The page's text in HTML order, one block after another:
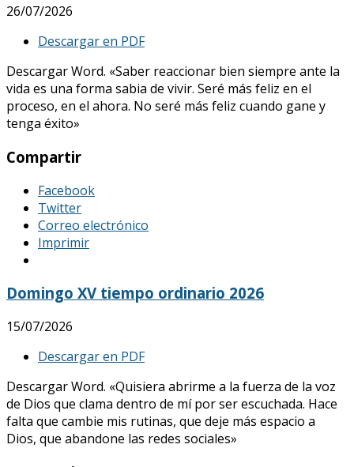
26/07/2026
Descargar en PDF
Descargar Word. «Saber reaccionar bien siempre ante la
vida es una forma sabia de vivir. Seré más feliz en el
proceso, en el ahora. No seré más feliz cuando gane y
tenga éxito»
Compartir
Facebook
Twitter
Correo electrónico
Imprimir
Domingo XV tiempo ordinario 2026
15/07/2026
Descargar en PDF
Descargar Word. «Quisiera abrirme a la fuerza de la voz
de Dios que clama dentro de mí por ser escuchada. Hace
falta que cambie mis rutinas, que deje más espacio a
Dios, que abandone las redes sociales»